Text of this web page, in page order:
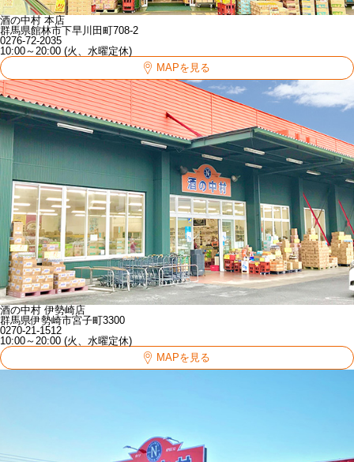
酒の中村 本店
群馬県館林市下早川田町708-2
0276-72-2035
10:00～20:00 (火、水曜定休)
MAPを見る
酒の中村 伊勢崎店
群馬県伊勢崎市宮子町3300
0270-21-1512
10:00～20:00 (火、水曜定休)
MAPを見る